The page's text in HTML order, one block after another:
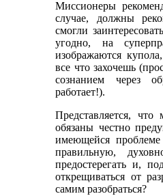
Миссионеры
случае, должны
смогли
угодно, на
изображаются
все что захочешь
сознанием через
работает!).
Представляется,
обязаны честно
имеющейся проблеме
правильную,
предостерегать и,
открещиваться от
самим разобраться?